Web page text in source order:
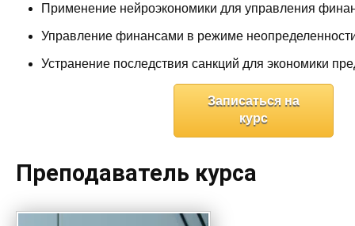
Применение нейроэкономики для управления
Управление финансами в режиме
Устранение последствия санкций для экономики
Записаться на
курс
Преподаватель курса